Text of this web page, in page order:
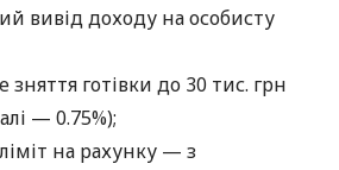
вивід доходу на особисту
зняття готівки до 30 тис. грн
— 0.75%);
на рахунку — з